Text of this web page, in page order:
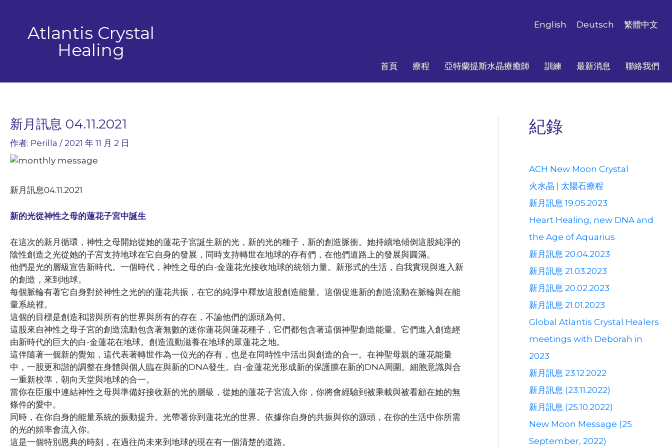
Atlantis Crystal
Healing
English Deutsch 繁體中文
首頁 療程 亞特蘭提斯水晶療癒師 訓練 最新消息 聯絡我們
新月訊息 04.11.2021
作者: Perilla / 2021 年 11 月 2 日
新月訊息04.11.2021
新的光從神性之母的蓮花子宮中誕生
在這次的新月循環，神性之母開始從她的蓮花子宮誕生新的光，新的光的種子，新的創造脈衝。她持續地傾倒這股純淨的
陰性創造之光從她的子宮支持地球在它自身的發展，同時支持轉世在地球的存有們，在他們道路上的發展與圓滿。
他們是光的層級宣告新時代。一個時代，神性之母的白-金蓮花光接收地球的統領力量。新形式的生活，自我實現與進入新
的創造，來到地球。
每個脈輪有著它自身對於神性之光的的蓮花共振，在它的純淨中釋放這股創造能量。這個促進新的創造流動在脈輪與在能
量系統裡。
這個的目標是創造和諧與所有的世界與所有的存在，不論他們的源頭為何。
這股來自神性之母子宮的創造流動包含著無數的迷你蓮花與蓮花種子，它們都包含著這個神聖創造能量。它們進入創造經
由新時代的巨大的白-金蓮花在地球。創造流動滋養在地球的眾蓮花之地。
這伴隨著一個新的覺知，這代表著轉世作為一位光的存有，也是在同時性中活出與創造的合一。在神聖母親的蓮花能量
中，一股更和諧的調整在身體與個人臨在與新的DNA發生。白-金蓮花光形成新的保護膜在新的DNA周圍。細胞意識與合
一重新校準，朝向天堂與地球的合一。
當你在臣服中連結神性之母與準備好接收新的光的層級，從她的蓮花子宮流入你，你將會經驗到被乘載與被看顧在她的無
條件的愛中。
同時，在你自身的能量系統的振動提升。光帶著你到蓮花光的世界。依據你自身的共振與你的源頭，在你的生活中你所需
的光的頻率會流入你。
這是一個特別恩典的時刻，在過往尚未來到地球的現在有一個清楚的道路。
紀錄
ACH New Moon Crystal
火水晶 | 太陽石療程
新月訊息 19.05.2023
Heart Healing, new DNA and
the Age of Aquarius
新月訊息 20.04.2023
新月訊息 21.03.2023
新月訊息 20.02.2023
新月訊息 21.01.2023
Global Atlantis Crystal Healers
meetings with Deborah in
2023
新月訊息 23.12.2022
新月訊息 (23.11.2022)
新月訊息 (25.10.2022)
New Moon Message (25
September, 2022)